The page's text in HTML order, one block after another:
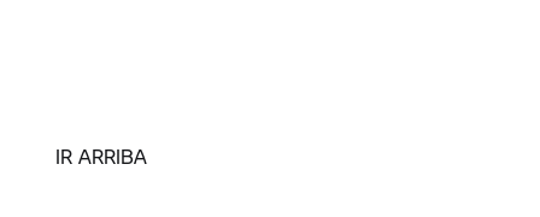
IR ARRIBA